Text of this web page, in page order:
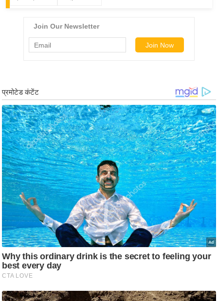
बॉ
ली
वु
ड
हॉ
ली
वु
ड
फि
ल्म
स
मी
क्षा
B
e